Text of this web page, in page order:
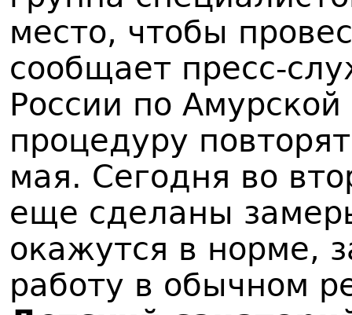
место, чтобы
сообщает пресс-
России по
процедуру
мая. Сегодня во
еще сделаны
окажутся в норме,
работу в обычном